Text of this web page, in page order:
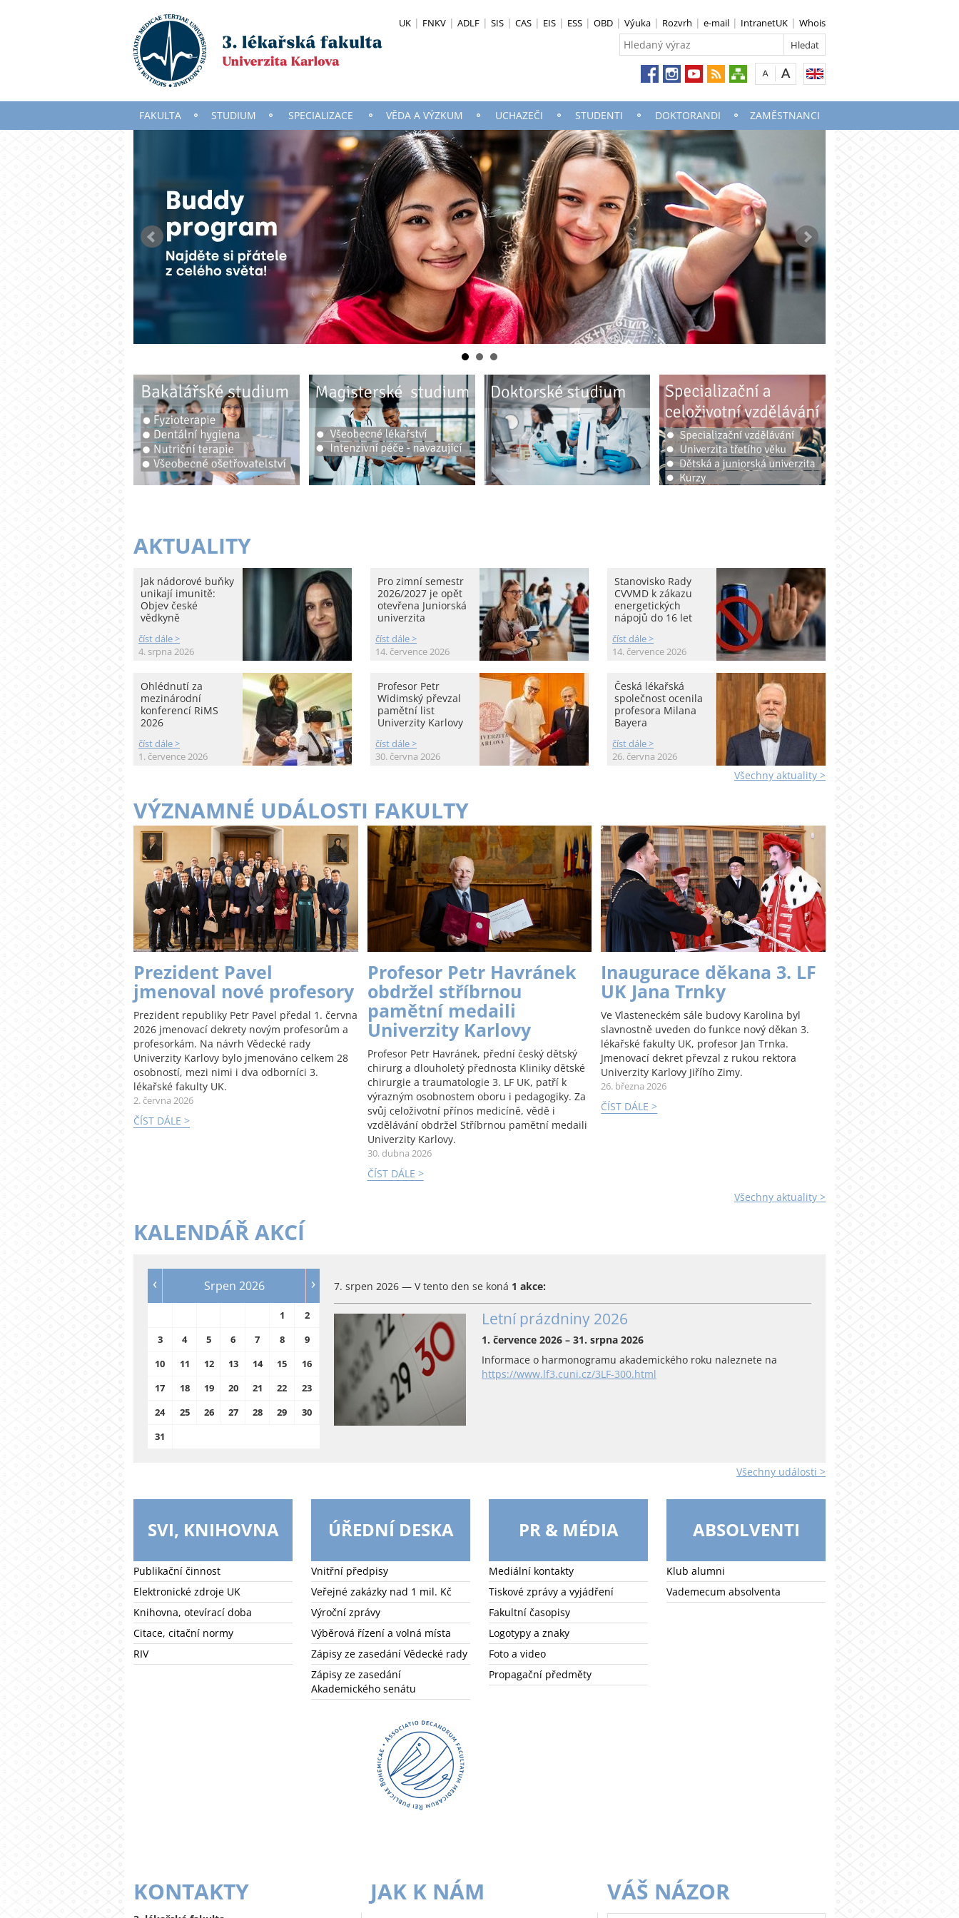
UK FNKV ADLF SIS CAS EIS ESS OBD Výuka Rozvrh e-mail IntranetUK Whois
FAKULTA STUDIUM SPECIALIZACE VĚDA A VÝZKUM UCHAZEČI STUDENTI DOKTORANDI ZAMĚSTNANCI
AKTUALITY
Jak nádorové buňky
unikají imunitě:
Objev české
vědkyně
číst dále >
4. srpna 2026
Pro zimní semestr
2026/2027 je opět
otevřena Juniorská
univerzita
číst dále >
14. července 2026
Stanovisko Rady
CVVMD k zákazu
energetických
nápojů do 16 let
číst dále >
14. července 2026
Ohlédnutí za
mezinárodní
konferencí RiMS
2026
číst dále >
1. července 2026
Profesor Petr
Widimský převzal
pamětní list
Univerzity Karlovy
číst dále >
30. června 2026
Česká lékařská
společnost ocenila
profesora Milana
Bayera
číst dále >
26. června 2026
Všechny aktuality >
VÝZNAMNÉ UDÁLOSTI FAKULTY
Prezident Pavel
jmenoval nové profesory
Prezident republiky Petr Pavel předal 1. června
2026 jmenovací dekrety novým profesorům a
profesorkám. Na návrh Vědecké rady
Univerzity Karlovy bylo jmenováno celkem 28
osobností, mezi nimi i dva odborníci 3.
lékařské fakulty UK.
2. června 2026
ČÍST DÁLE >
Profesor Petr Havránek
obdržel stříbrnou
pamětní medaili
Univerzity Karlovy
Profesor Petr Havránek, přední český dětský
chirurg a dlouholetý přednosta Kliniky dětské
chirurgie a traumatologie 3. LF UK, patří k
výrazným osobnostem oboru i pedagogiky. Za
svůj celoživotní přínos medicíně, vědě i
vzdělávání obdržel Stříbrnou pamětní medaili
Univerzity Karlovy.
30. dubna 2026
ČÍST DÁLE >
Inaugurace děkana 3. LF
UK Jana Trnky
Ve Vlasteneckém sále budovy Karolina byl
slavnostně uveden do funkce nový děkan 3.
lékařské fakulty UK, profesor Jan Trnka.
Jmenovací dekret převzal z rukou rektora
Univerzity Karlovy Jiřího Zimy.
26. března 2026
ČÍST DÁLE >
Všechny aktuality >
KALENDÁŘ AKCÍ
‹ Srpen 2026 ›
1
2
3
4 5 6 7 8
9
10
11 12 13 14 15
16
17
18 19 20 21 22
23
24
25 26 27 28 29
30
31
7. srpen 2026 — V tento den se koná 1 akce:
Letní prázdniny 2026
1. července 2026 – 31. srpna 2026
Informace o harmonogramu akademického roku naleznete na
https://www.lf3.cuni.cz/3LF-300.html
Všechny události >
SVI, KNIHOVNA
Publikační činnost
Elektronické zdroje UK
Knihovna, otevírací doba
Citace, citační normy
RIV
ÚŘEDNÍ DESKA
Vnitřní předpisy
Veřejné zakázky nad 1 mil. Kč
Výroční zprávy
Výběrová řízení a volná místa
Zápisy ze zasedání Vědecké rady
Zápisy ze zasedání
Akademického senátu
PR & MÉDIA
Mediální kontakty
Tiskové zprávy a vyjádření
Fakultní časopisy
Logotypy a znaky
Foto a video
Propagační předměty
ABSOLVENTI
Klub alumni
Vademecum absolventa
KONTAKTY JAK K NÁM VÁŠ NÁZOR